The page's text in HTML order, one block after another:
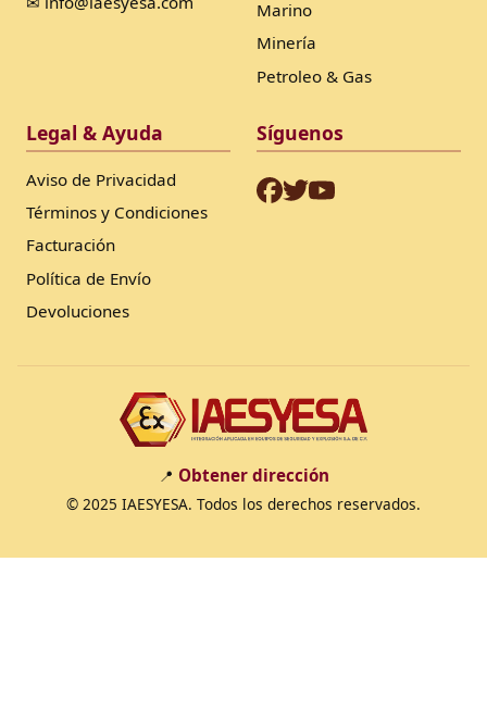
Marino
Minería
Petroleo & Gas
Legal & Ayuda
Aviso de Privacidad
Términos y Condiciones
Facturación
Política de Envío
Devoluciones
Síguenos
📍 Obtener dirección
© 2025 IAESYESA. Todos los derechos reservados.